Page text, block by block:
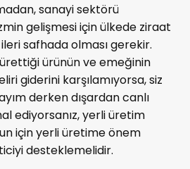
sanayi sektörü
gelişmesi için ülkede ziraat
safhada olması gerekir.
ürünün ve emeğinin
giderini karşılamıyorsa, siz
derken dışardan canlı
ediyorsanız, yerli üretim
için yerli üretime önem
desteklemelidir.